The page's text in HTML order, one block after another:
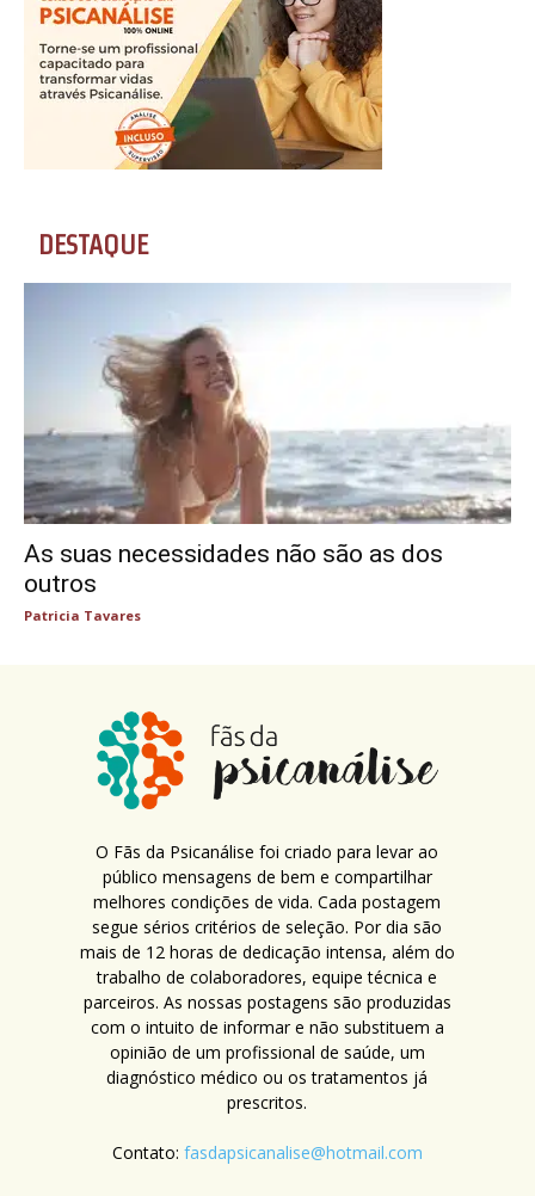
DESTAQUE
As suas necessidades não são as dos
outros
Patricia Tavares
O Fãs da Psicanálise foi criado para levar ao
público mensagens de bem e compartilhar
melhores condições de vida. Cada postagem
segue sérios critérios de seleção. Por dia são
mais de 12 horas de dedicação intensa, além do
trabalho de colaboradores, equipe técnica e
parceiros. As nossas postagens são produzidas
com o intuito de informar e não substituem a
opinião de um profissional de saúde, um
diagnóstico médico ou os tratamentos já
prescritos.
Contato: fasdapsicanalise@hotmail.com